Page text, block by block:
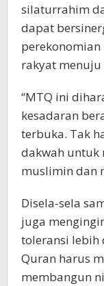
silaturrahim
dapat
perekonomian
rakyat
“MTQ ini
kesadaran
terbuka. Tak
dakwah untuk
muslimin dan
Disela-sela
juga
toleransi lebih
Quran harus
membangun